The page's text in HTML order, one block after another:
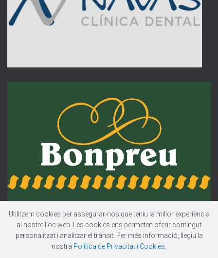
Utilitzem cookies per assegurar-nos que teniu la millor experiència
al nostre lloc web. Les cookies ens permeten oferir contingut
personalitzat i analitzar el trànsit. Per més informació, llegiu la
nostra Política de Privacitat i Cookies